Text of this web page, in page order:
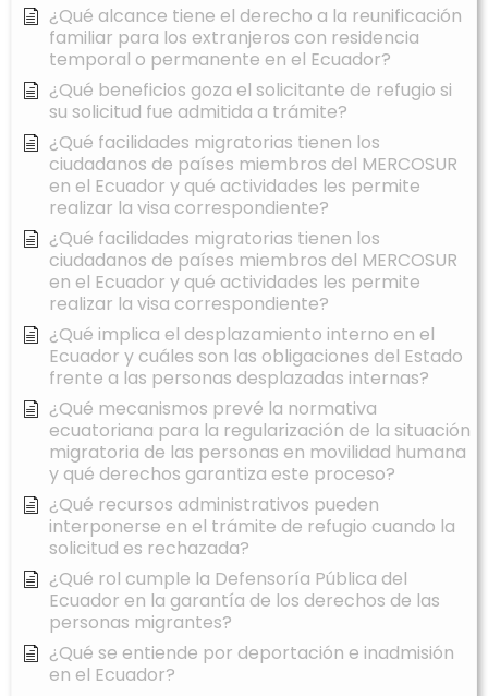
¿Qué alcance tiene el derecho a la reunificación
familiar para los extranjeros con residencia
temporal o permanente en el Ecuador?
¿Qué beneficios goza el solicitante de refugio si
su solicitud fue admitida a trámite?
¿Qué facilidades migratorias tienen los
ciudadanos de países miembros del MERCOSUR
en el Ecuador y qué actividades les permite
realizar la visa correspondiente?
¿Qué facilidades migratorias tienen los
ciudadanos de países miembros del MERCOSUR
en el Ecuador y qué actividades les permite
realizar la visa correspondiente?
¿Qué implica el desplazamiento interno en el
Ecuador y cuáles son las obligaciones del Estado
frente a las personas desplazadas internas?
¿Qué mecanismos prevé la normativa
ecuatoriana para la regularización de la situación
migratoria de las personas en movilidad humana
y qué derechos garantiza este proceso?
¿Qué recursos administrativos pueden
interponerse en el trámite de refugio cuando la
solicitud es rechazada?
¿Qué rol cumple la Defensoría Pública del
Ecuador en la garantía de los derechos de las
personas migrantes?
¿Qué se entiende por deportación e inadmisión
en el Ecuador?